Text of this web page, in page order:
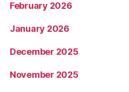
February 2026
January 2026
December 2025
November 2025